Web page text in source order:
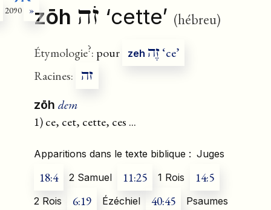
2090 »zōh זֹה ‘cette’ (hébreu)
Étymologie?: pour zeh זֶה‘ce’
Racines: זה
zōh dem
1) ce, cet, cette, ces ...
Apparitions dans le texte biblique : Juges
18:4 2 Samuel 11:25 1 Rois 14:5
2 Rois 6:19 Ézéchiel 40:45 Psaumes